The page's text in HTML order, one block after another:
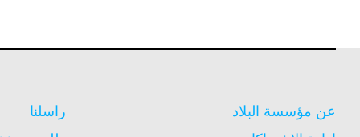
عن مؤسسة البلاد
راسلنا